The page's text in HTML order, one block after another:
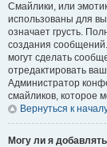
Смайлики, или
использованы для
означает грусть.
создания сообщений.
могут сделать
отредактировать
Администратор
смайликов, которое
Вернуться к
Могу ли я